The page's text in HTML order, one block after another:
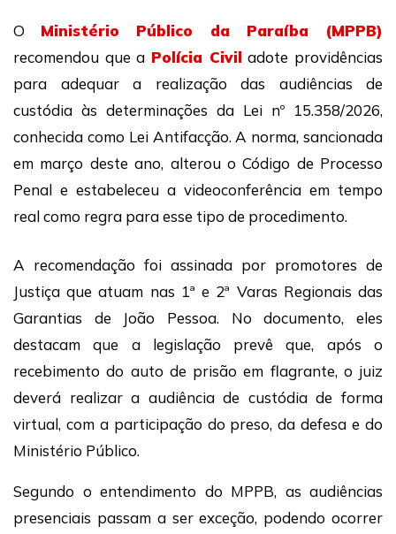
O Ministério Público da Paraíba (MPPB)
recomendou que a Polícia Civil adote providências
para adequar a realização das audiências de
custódia às determinações da Lei nº 15.358/2026,
conhecida como Lei Antifacção. A norma, sancionada
em março deste ano, alterou o Código de Processo
Penal e estabeleceu a videoconferência em tempo
real como regra para esse tipo de procedimento.
A recomendação foi assinada por promotores de
Justiça que atuam nas 1ª e 2ª Varas Regionais das
Garantias de João Pessoa. No documento, eles
destacam que a legislação prevê que, após o
recebimento do auto de prisão em flagrante, o juiz
deverá realizar a audiência de custódia de forma
virtual, com a participação do preso, da defesa e do
Ministério Público.
Segundo o entendimento do MPPB, as audiências
presenciais passam a ser exceção, podendo ocorrer